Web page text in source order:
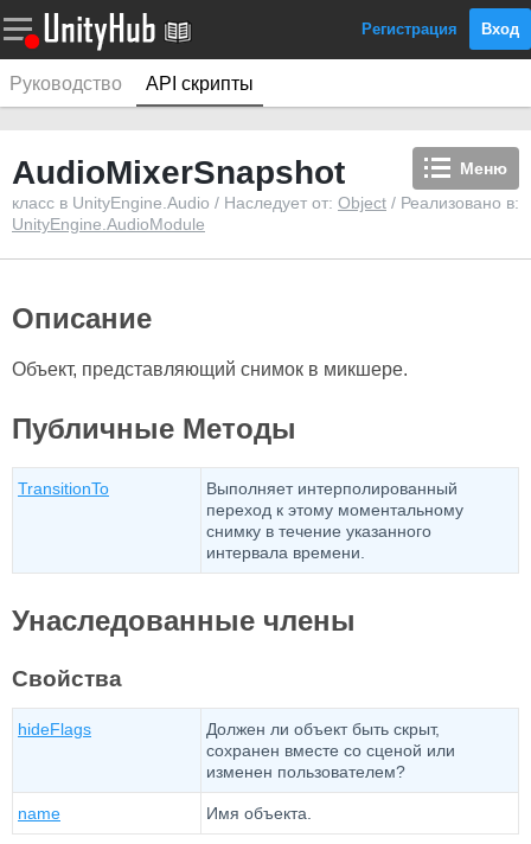
Регистрация Вход
Руководство API скрипты
Меню
AudioMixerSnapshot
класс в UnityEngine.Audio / Наследует от: Object / Реализовано в:
UnityEngine.AudioModule
Описание
Объект, представляющий снимок в микшере.
Публичные Методы
TransitionTo
Выполняет интерполированный
переход к этому моментальному
снимку в течение указанного
интервала времени.
Унаследованные члены
Свойства
hideFlags
Должен ли объект быть скрыт,
сохранен вместе со сценой или
изменен пользователем?
name Имя объекта.